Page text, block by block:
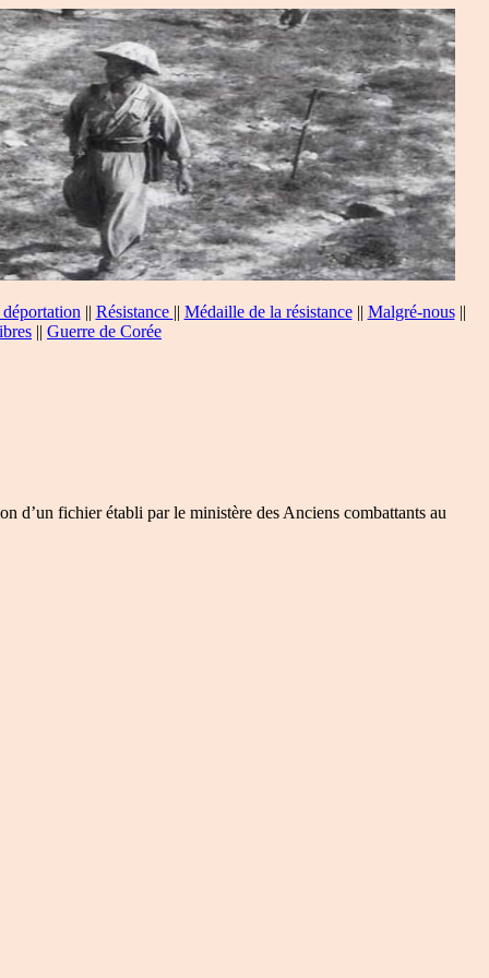
|| Résistance || Médaille de la résistance|| Malgré-nous||
|| Guerre de Corée
d’un fichier établi par le ministère des Anciens combattants au